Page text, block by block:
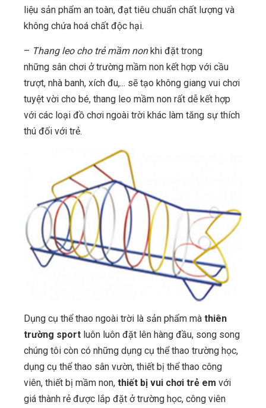
liệu sản phẩm an toàn, đạt tiêu chuẩn chất lượng và
không chứa hoá chất độc hại.
– Thang leo cho trẻ mầm nonkhi đặt trong
những sân chơi ở trường mầm non kết hợp với cầu
trượt, nhà banh, xích đu,... sẽ tạo không giang vui chơi
tuyệt vời cho bé, thang leo mầm non rất dễ kết hợp
với các loại đồ chơi ngoài trời khác làm tăng sự thích
thú đối với trẻ.
Dụng cụ thể thao ngoài trời là sản phẩm mà thiên
trường sport luôn luôn đặt lên hàng đầu, song song
chúng tôi còn có những dụng cụ thể thao trường học,
dụng cụ thể thao sân vườn, thiết bị thể thao công
viên, thiết bị mầm non, thiết bị vui chơi trẻ em với
giá thành rẻ được lắp đặt ở trường học, công viên